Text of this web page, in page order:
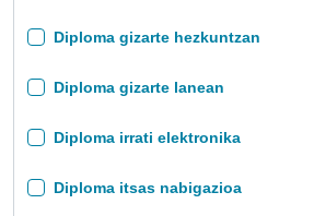
Diploma gizarte hezkuntzan
Diploma gizarte lanean
Diploma irrati elektronika
Diploma itsas nabigazioa